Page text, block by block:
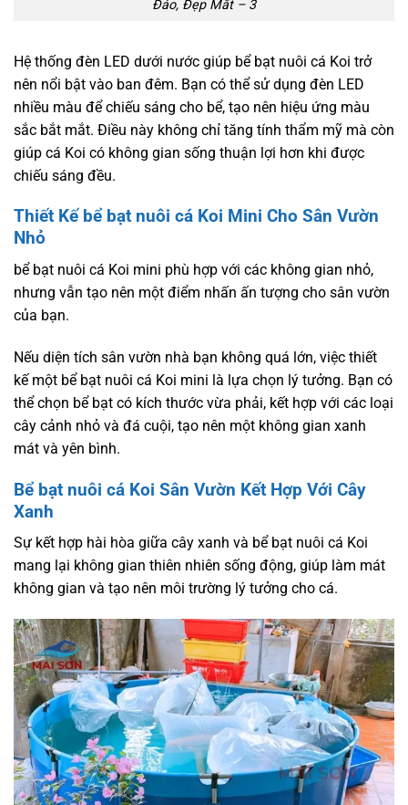
Đáo, Đẹp Mắt – 3
Hệ thống đèn LED dưới nước giúp bể bạt nuôi cá Koi trở
nên nổi bật vào ban đêm. Bạn có thể sử dụng đèn LED
nhiều màu để chiếu sáng cho bể, tạo nên hiệu ứng màu
sắc bắt mắt. Điều này không chỉ tăng tính thẩm mỹ mà còn
giúp cá Koi có không gian sống thuận lợi hơn khi được
chiếu sáng đều.
Thiết Kế bể bạt nuôi cá Koi Mini Cho Sân Vườn
Nhỏ
bể bạt nuôi cá Koi mini phù hợp với các không gian nhỏ,
nhưng vẫn tạo nên một điểm nhấn ấn tượng cho sân vườn
của bạn.
Nếu diện tích sân vườn nhà bạn không quá lớn, việc thiết
kế một bể bạt nuôi cá Koi mini là lựa chọn lý tưởng. Bạn có
thể chọn bể bạt có kích thước vừa phải, kết hợp với các loại
cây cảnh nhỏ và đá cuội, tạo nên một không gian xanh
mát và yên bình.
Bể bạt nuôi cá Koi Sân Vườn Kết Hợp Với Cây
Xanh
Sự kết hợp hài hòa giữa cây xanh và bể bạt nuôi cá Koi
mang lại không gian thiên nhiên sống động, giúp làm mát
không gian và tạo nên môi trường lý tưởng cho cá.